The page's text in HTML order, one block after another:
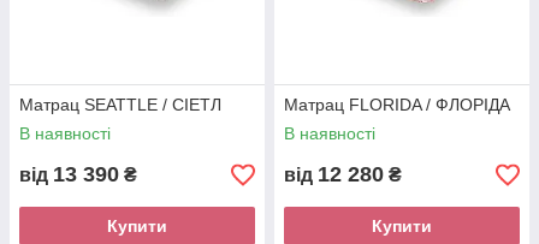
Матрац SEATTLE / СІЕТЛ
В наявності
від 13 390 ₴
Купити
Матрац FLORIDA / ФЛОРІДА
В наявності
від 12 280 ₴
Купити